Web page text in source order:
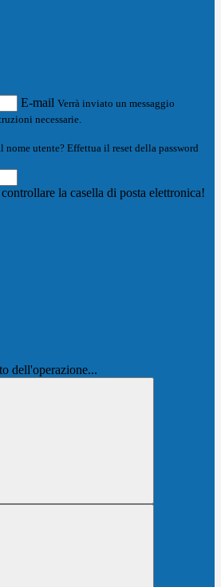
E-mail Verrà inviato un messaggio
necessarie.
nome utente? Effettua il reset della password
la casella di posta elettronica!
dell'operazione...